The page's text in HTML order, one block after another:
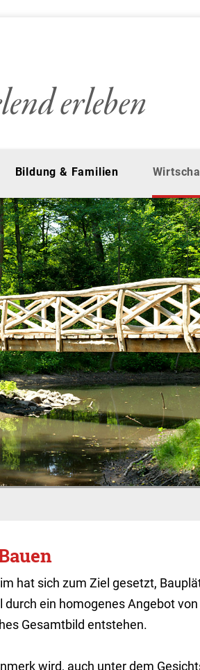
Bildung & Familien
hat sich zum Ziel gesetzt,
ein homogenes Angebot
Gesamtbild entstehen.
wird, auch unter dem